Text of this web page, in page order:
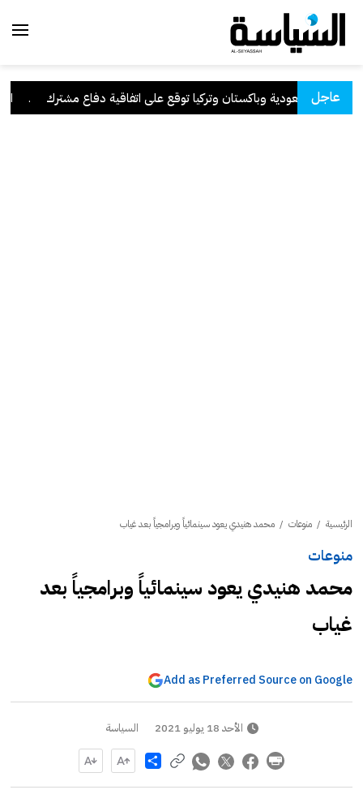
عاجل
السعودية وباكستان وتركيا توقع على اتفاقية دفاع مشترك
الرئيسية / منوعات / محمد هنيدي يعود سينمائياً وبرامجياً بعد غياب
منوعات
محمد هنيدي يعود سينمائياً وبرامجياً بعد
غياب
Add as Preferred Source on Google
الأحد 18 يوليو 2021 السياسة
Share